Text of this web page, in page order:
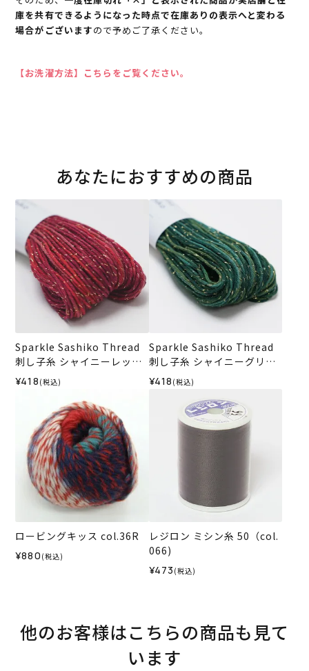
庫を共有できるようになった時点で在庫ありの表示へと変わる
場合がございますので予めご了承ください。
【お洗濯方法】こちらをご覧ください。
あなたにおすすめの商品
Sparkle Sashiko Thread
刺し子糸 シャイニーレッド
＜501＞
¥418 (税込)
Sparkle Sashiko Thread
刺し子糸 シャイニーグリー
ン＜505＞
¥418 (税込)
ロービングキッス col.36R
¥880 (税込)
レジロン ミシン糸 50（col.
066)
¥473 (税込)
他のお客様はこちらの商品も見て
います